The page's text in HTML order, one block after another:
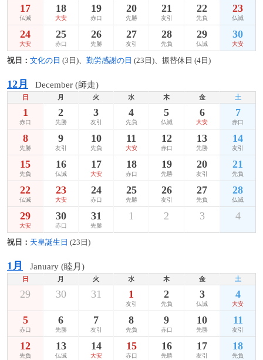
17
仏滅
18
大安
19
赤口
20
先勝
21
友引
22
先負
23
仏滅
24
大安
25
赤口
26
先勝
27
友引
28
先負
29
仏滅
30
大安
祝日： 文化の日 (3日)、 勤労感謝の日 (23日)、振替休日 (4日)
12月 December (師走)
日 月 火 水 木 金 土
1
赤口
2
先勝
3
友引
4
先負
5
仏滅
6
大安
7
赤口
8
先勝
9
友引
10
先負
11
大安
12
赤口
13
先勝
14
友引
15
先負
16
仏滅
17
大安
18
赤口
19
先勝
20
友引
21
先負
22
仏滅
23
大安
24
赤口
25
先勝
26
友引
27
先負
28
仏滅
29
大安
30
赤口
31
先勝
1 2 3 4
祝日： 天皇誕生日 (23日)
1月 January (睦月)
日 月 火 水 木 金 土
29 30 31 1
友引
2
先負
3
仏滅
4
大安
5
赤口
6
先勝
7
友引
8
先負
9
赤口
10
先勝
11
友引
12
先負
13
仏滅
14
大安
15
赤口
16
先勝
17
友引
18
先負